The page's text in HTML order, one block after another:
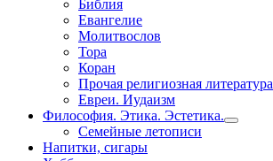
Библия
Евангелие
Молитвослов
Тора
Коран
Прочая религиозная литература
Евреи. Иудаизм
Философия. Этика. Эстетика.
Семейные летописи
Напитки, сигары